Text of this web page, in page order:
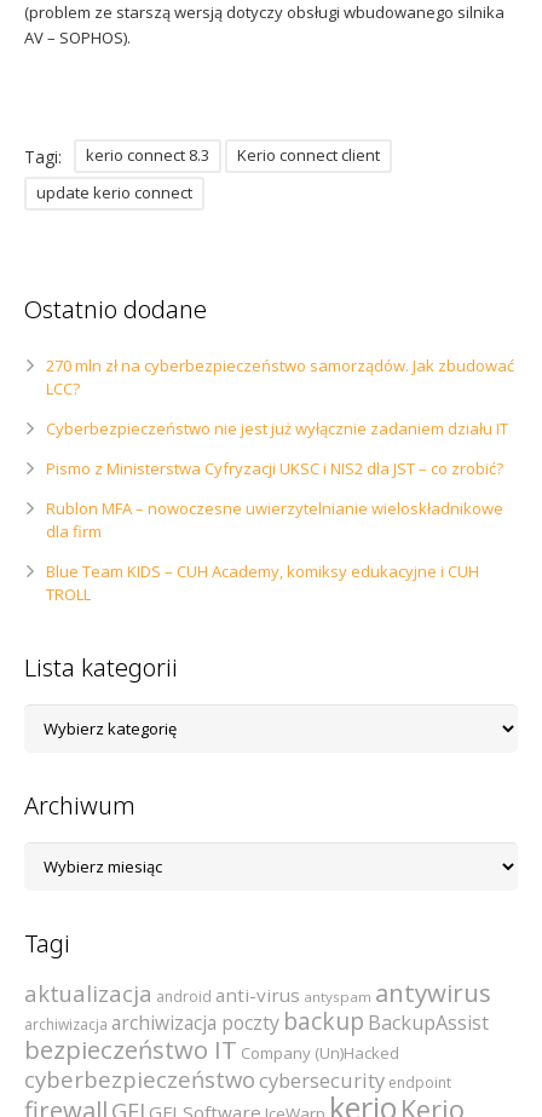
(problem ze starszą wersją dotyczy obsługi wbudowanego silnika
AV – SOPHOS).
Tagi: kerio connect 8.3
Kerio connect client
update kerio connect
Ostatnio dodane
270 mln zł na cyberbezpieczeństwo samorządów. Jak zbudować
LCC?
Cyberbezpieczeństwo nie jest już wyłącznie zadaniem działu IT
Pismo z Ministerstwa Cyfryzacji UKSC i NIS2 dla JST – co zrobić?
Rublon MFA – nowoczesne uwierzytelnianie wieloskładnikowe
dla firm
Blue Team KIDS – CUH Academy, komiksy edukacyjne i CUH
TROLL
Lista kategorii
kategorii
Archiwum
Tagi
aktualizacja android anti-virus antyspam antywirus
archiwizacja archiwizacja poczty backup BackupAssist
bezpieczeństwo IT Company (Un)Hacked
cyberbezpieczeństwocybersecurity endpoint
firewall GFI kerio Kerio